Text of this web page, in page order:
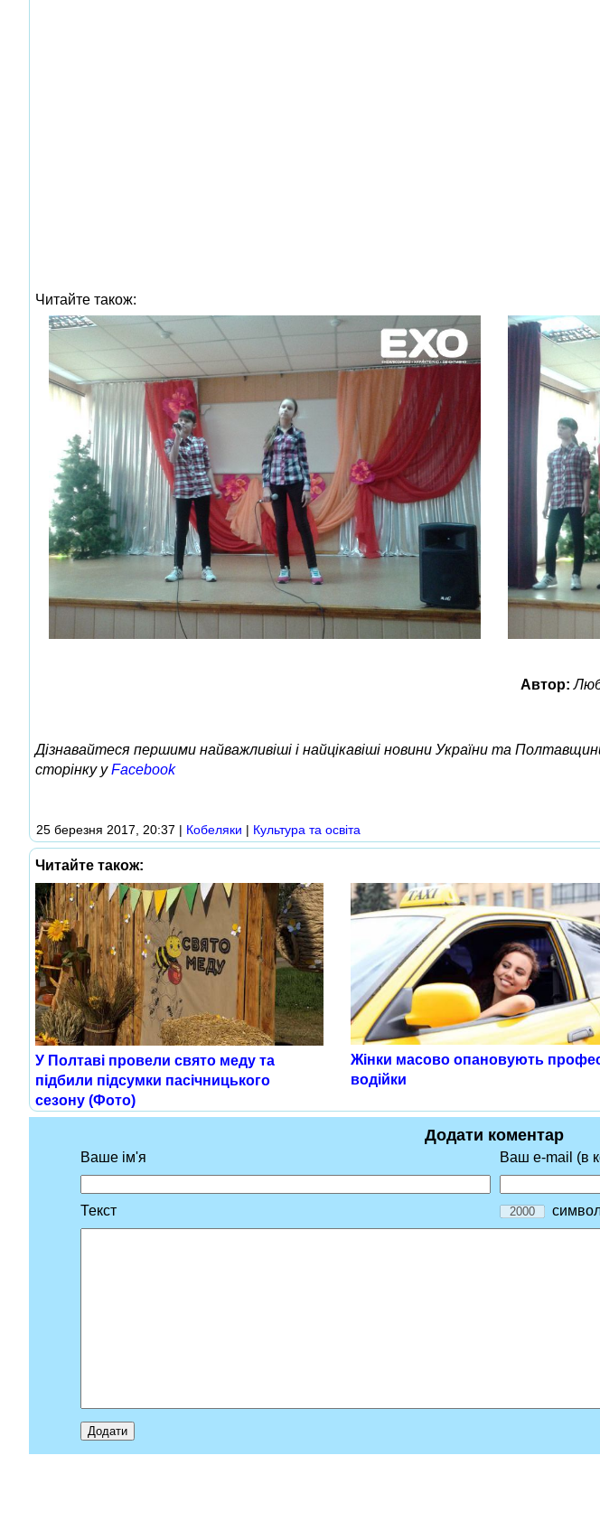
Читайте також:
Автор:
Дізнавайтеся першими найважливіші і найцікавіші новини України та
сторінку уFacebook
25 березня 2017, 20:37 | Кобеляки | Культура та освіта
Читайте також:
У Полтаві провели свято меду та
підбили підсумки пасічницького
сезону (Фото)
Жінки масово опановують
водійки
Додати коментар
Ваше ім'я Ваш e-mail (в
Текст